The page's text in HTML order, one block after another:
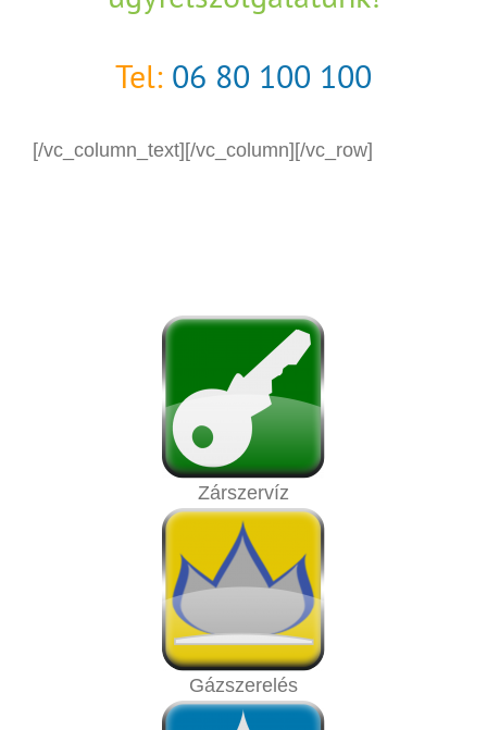
Tel: 06 80 100 100
[/vc_column_text][/vc_column][/vc_row]
Zárszervíz
Gázszerelés